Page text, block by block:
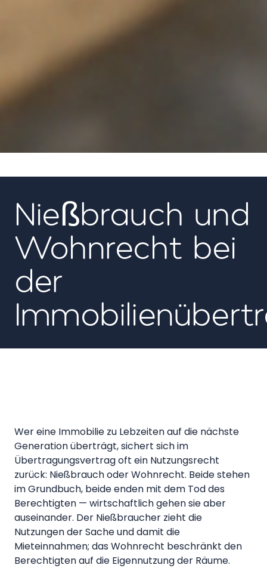
Nießbrauch und
Wohnrecht bei
der
Wer eine Immobilie zu Lebzeiten auf die nächste
Generation überträgt, sichert sich im
Übertragungsvertrag oft ein Nutzungsrecht
zurück: Nießbrauch oder Wohnrecht. Beide stehen
im Grundbuch, beide enden mit dem Tod des
Berechtigten — wirtschaftlich gehen sie aber
auseinander. Der Nießbraucher zieht die
Nutzungen der Sache und damit die
Mieteinnahmen; das Wohnrecht beschränkt den
Berechtigten auf die Eigennutzung der Räume.